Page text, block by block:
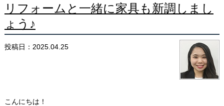
リフォームと一緒に家具も新調しまし
ょう♪
投稿日：2025.04.25
こんにちは！